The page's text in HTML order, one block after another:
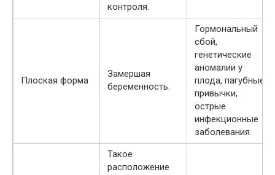
контроля.
Плоская форма
Замершая
беременность.
Гормональный
сбой,
генетические
аномалии у
плода, пагубные
привычки,
острые
инфекционные
заболевания.
Такое
расположение